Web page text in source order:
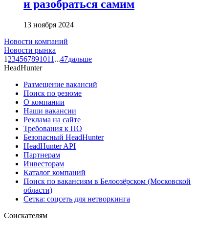
и разобраться самим
13 ноября 2024
Новости компаний
Новости рынка
1 234567891011 ...47дальше
HeadHunter
Размещение вакансий
Поиск по резюме
О компании
Наши вакансии
Реклама на сайте
Требования к ПО
Безопасный HeadHunter
HeadHunter API
Партнерам
Инвесторам
Каталог компаний
Поиск по вакансиям в Белоозёрском (Московской
области)
Сетка: соцсеть для нетворкинга
Соискателям